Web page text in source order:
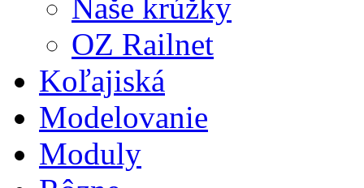
Naše krúžky
OZ Railnet
Koľajiská
Modelovanie
Moduly